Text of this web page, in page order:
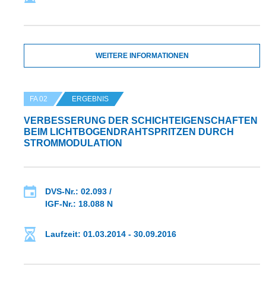
WEITERE INFORMATIONEN
FA 02 ERGEBNIS
VERBESSERUNG DER SCHICHTEIGENSCHAFTEN
BEIM LICHTBOGENDRAHTSPRITZEN DURCH
STROMMODULATION
DVS-Nr.: 02.093 /
IGF-Nr.: 18.088 N
Laufzeit: 01.03.2014 - 30.09.2016